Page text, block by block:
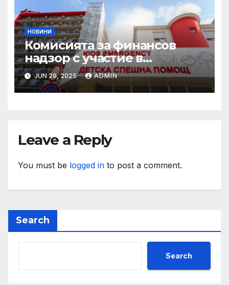
НОВИНИ
Комисията за финансов
надзор с участие в
конференцията „Промени в
пенсионния модел в
България“
JUN 29, 2025 ADMIN
Leave a Reply
You must be logged in to post a comment.
Search
Search